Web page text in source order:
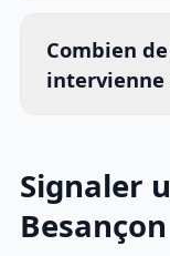
Combien
intervienne
Signaler
Besançon